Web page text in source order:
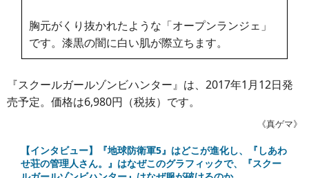
胸元がくり抜かれたような「オープンランジェ」
です。漆黒の闇に白い肌が際立ちます。
『スクールガールゾンビハンター』は、2017年1月12日発
売予定。価格は6,980円（税抜）です。
《真ゲマ》
【インタビュー】『地球防衛軍5』はどこが進化し、『しあわ
せ荘の管理人さん。』はなぜこのグラフィックで、『スクー